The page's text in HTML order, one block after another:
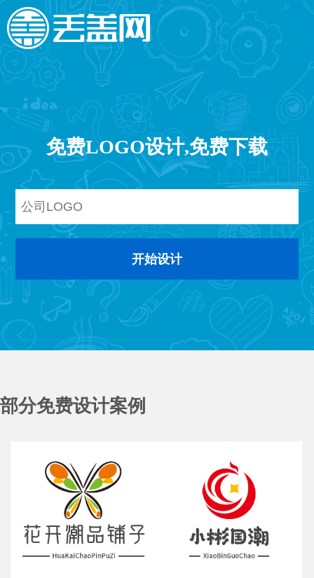
免费LOGO设计,免费下载
部分免费设计案例